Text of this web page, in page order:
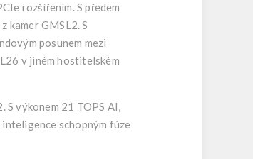
rozšířením. S předem
GMSL2. S
posunem mezi
v jiném hostitelském
S výkonem 21 TOPS AI,
schopným fúze